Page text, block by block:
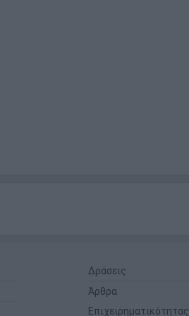
Δράσεις
Άρθρα
Επιχειρηματικότητας